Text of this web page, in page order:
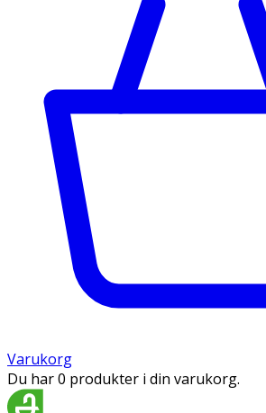
Varukorg
Du har 0 produkter i din varukorg.